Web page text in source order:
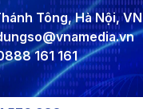
Tông, Hà Nội, VN
161 161